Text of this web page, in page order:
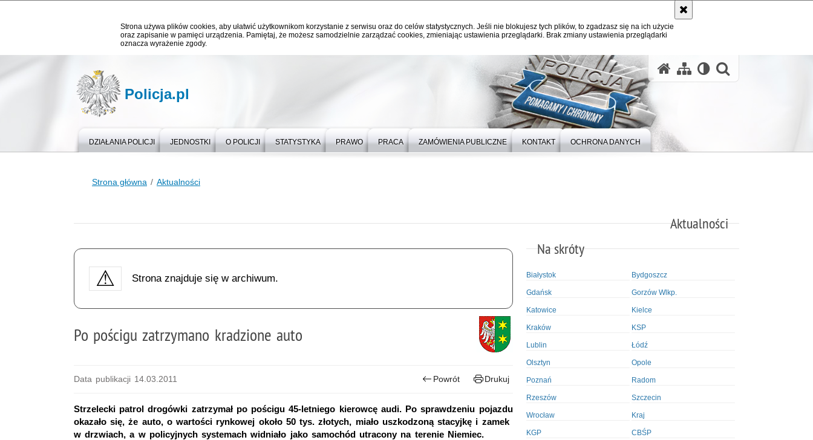
Strona używa plików cookies, aby ułatwić użytkownikom korzystanie z serwisu oraz do celów statystycznych. Jeśli nie blokujesz tych plików, to zgadzasz się na ich użycie
oraz zapisanie w pamięci urządzenia. Pamiętaj, że możesz samodzielnie zarządzać cookies, zmieniając ustawienia przeglądarki. Brak zmiany ustawienia przeglądarki
oznacza wyrażenie zgody.
Policja.pl
DZIAŁANIA POLICJI JEDNOSTKI O POLICJI STATYSTYKA PRAWO PRACA ZAMÓWIENIA PUBLICZNE KONTAKT OCHRONA DANYCH
Strona główna Aktualności
Aktualności
Strona znajduje się w archiwum.
Po pościgu zatrzymano kradzione auto
Data publikacji 14.03.2011 Powrót Drukuj
Strzelecki patrol drogówki zatrzymał po pościgu 45-letniego kierowcę audi. Po sprawdzeniu pojazdu
okazało się, że auto, o wartości rynkowej około 50 tys. złotych, miało uszkodzoną stacyjkę i zamek
w drzwiach, a w policyjnych systemach widniało jako samochód utracony na terenie Niemiec.
Na skróty
Białystok Bydgoszcz
Gdańsk Gorzów Wlkp.
Katowice Kielce
Kraków KSP
Lublin Łódź
Olsztyn Opole
Poznań Radom
Rzeszów Szczecin
Wrocław Kraj
KGP CBŚP